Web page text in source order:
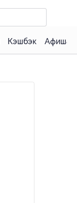
Кэшбэк Афиша